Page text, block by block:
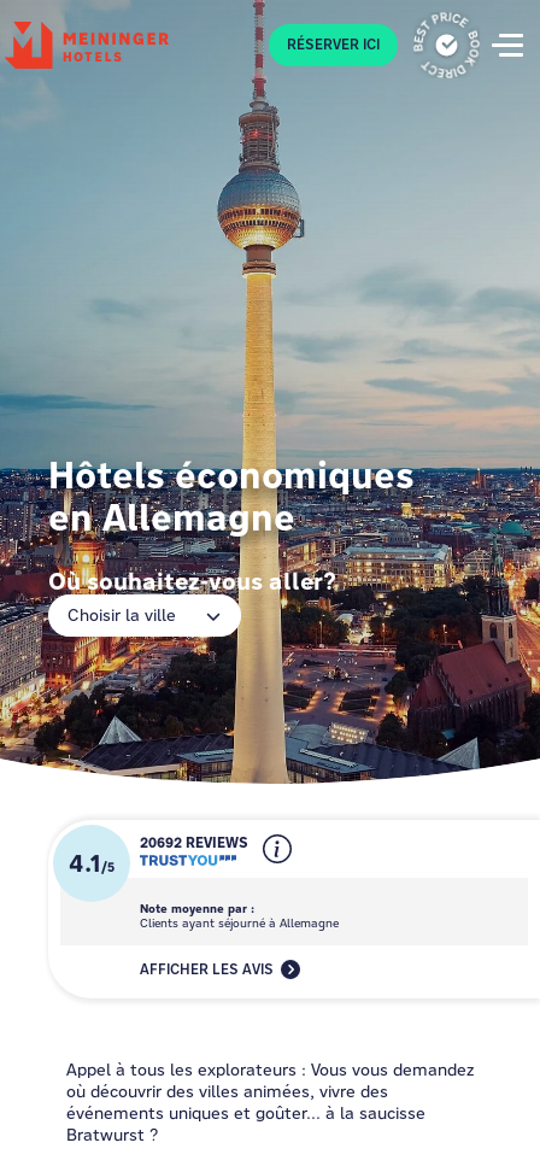
P RÉSERVER ICI
Hôtels économiques
en Allemagne
Où souhaitez-vous aller?
Choisir la ville
4.1/5
20692 REVIEWS
Note moyenne par :
Clients ayant séjourné à Allemagne
AFFICHER LES AVIS
Appel à tous les explorateurs : Vous vous demandez
où découvrir des villes animées, vivre des
événements uniques et goûter... à la saucisse
Bratwurst ?